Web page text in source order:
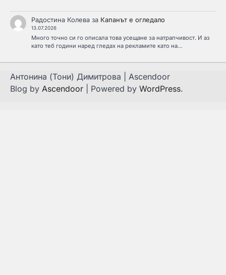
Радостина Колеваза Капанът е огледало
13.07.2026
Много точно си го описала това усещане за натрапчивост. И аз
като теб години наред гледах на рекламите като на…
Антонина (Тони) Димитрова | Ascendoor
Blog by Ascendoor | Powered by WordPress.